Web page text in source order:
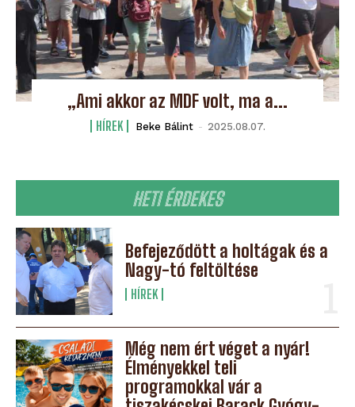
HETI ÉRDEKES
Befejeződött a holtágak és a
Nagy-tó feltöltése
HÍREK
Még nem ért véget a nyár!
Élményekkel teli
programokkal vár a
„Ami akkor az MDF volt, ma a...
HÍREK Beke Bálint - 2025.08.07.